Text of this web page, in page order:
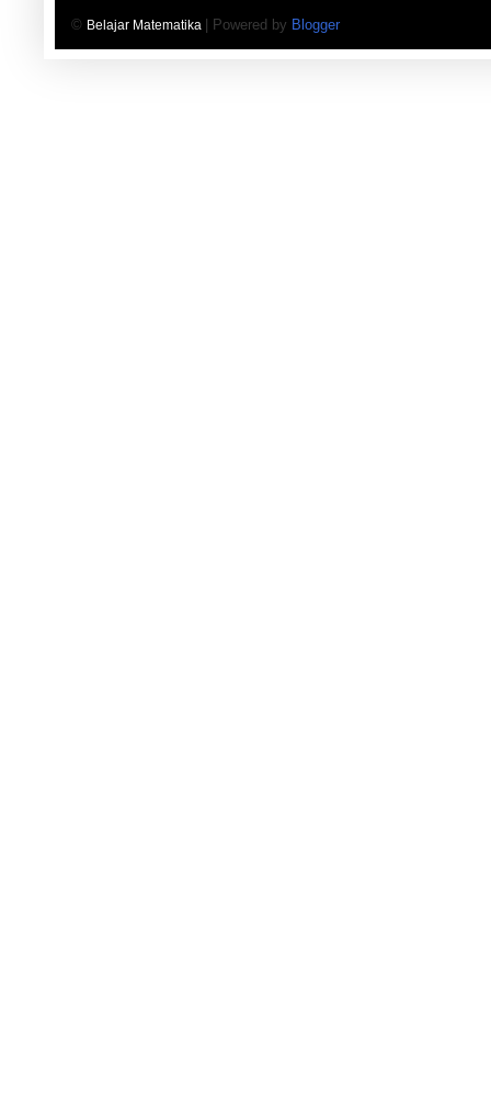
© Belajar Matematika | Powered by Blogger